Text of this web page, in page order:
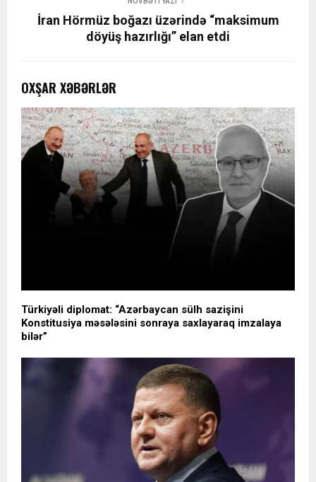
İran Hörmüz boğazı üzərində “maksimum
döyüş hazırlığı” elan etdi
OXŞAR XƏBƏRLƏR
Türkiyəli diplomat: “Azərbaycan sülh sazişini
Konstitusiya məsələsini sonraya saxlayaraq imzalaya
bilər”